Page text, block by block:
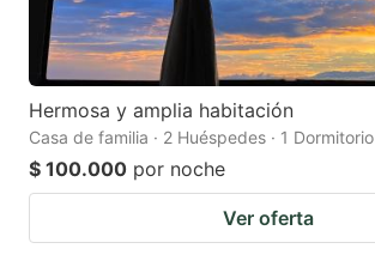
Hermosa y amplia habitación
Casa de familia · 2 Huéspedes · 1 Dormitorio
$ 100.000 por noche
Ver oferta